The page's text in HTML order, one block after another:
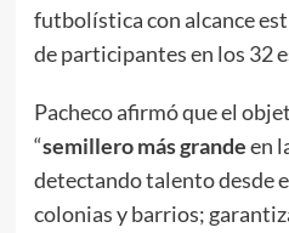
futbolística con alcance
de participantes en los 32
Pacheco afirmó que el
“semillero más grandeen
detectando talento desde
colonias y barrios;